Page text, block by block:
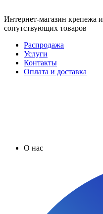
Интернет-магазин крепежа и
сопутствующих товаров
Распродажа
Услуги
Контакты
Оплата и доставка
О нас